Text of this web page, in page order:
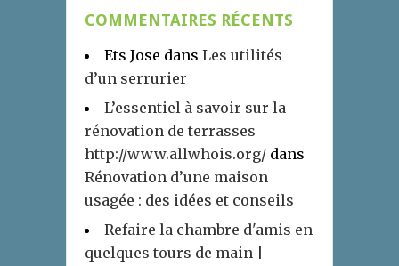
COMMENTAIRES RÉCENTS
Ets Jose dans Les utilités
d’un serrurier
L’essentiel à savoir sur la
rénovation de terrasses
http://www.allwhois.org/ dans
Rénovation d’une maison
usagée : des idées et conseils
Refaire la chambre d'amis en
quelques tours de main |